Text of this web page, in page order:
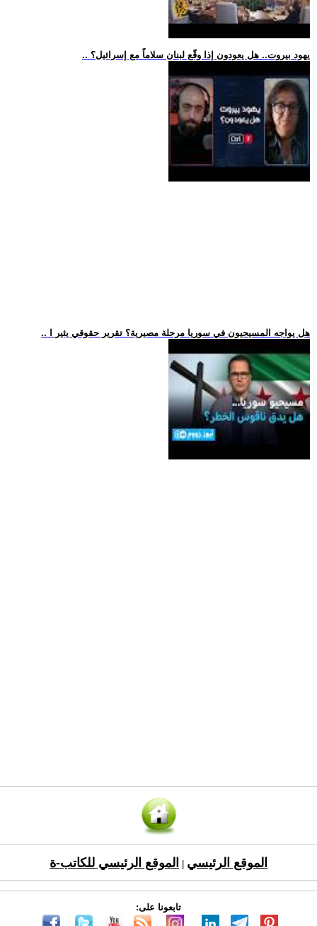
.. يهود بيروت.. هل يعودون إذا وقّع لبنان سلاماً مع إسرائيل؟
.. هل يواجه المسيحيون في سوريا مرحلة مصيرية؟ تقرير حقوقي يثير ا
الموقع الرئيسي الموقع الرئيسي للكاتب-ة
تابعونا على: